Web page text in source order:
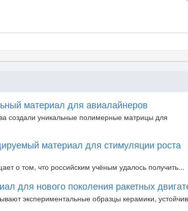
материал для авиалайнеров
создали уникальные полимерные матрицы для
материал для стимуляции роста
о том, что российским учёным удалось получить...
для нового поколения ракетных
экспериментальные образцы керамики,